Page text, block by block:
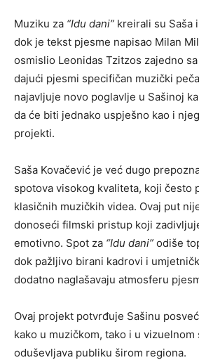
Muziku za “Idu dani” kreirali su Saša
dok je tekst pjesme napisao Milan
osmislio Leonidas Tzitzos zajedno
dajući pjesmi specifičan muzički
najavljuje novo poglavlje u Sašinoj
da će biti jednako uspješno kao i
projekti.
Saša Kovačević je već dugo
spotova visokog kvaliteta, koji često
klasičnih muzičkih videa. Ovaj put
donoseći filmski pristup koji
emotivno. Spot za “Idu dani” odiše
dok pažljivo birani kadrovi i
dodatno naglašavaju atmosferu
Ovaj projekt potvrđuje Sašinu
kako u muzičkom, tako i u
oduševljava publiku širom regiona.